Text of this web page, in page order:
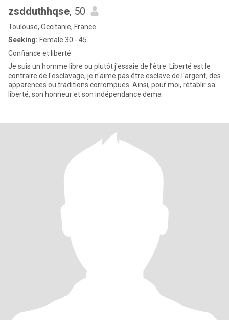
zsdduthhqse, 50
Toulouse, Occitanie, France
Seeking: Female 30 - 45
Confiance et liberté
Je suis un homme libre ou plutôt j'essaie de l’être. Liberté est le
contraire de l'esclavage, je n'aime pas être esclave de l'argent, des
apparences ou traditions corrompues. Ainsi, pour moi, rétablir sa
liberté, son honneur et son indépendance dema